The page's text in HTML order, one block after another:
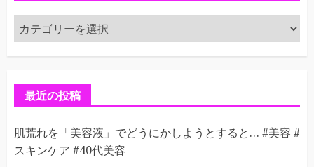
カ
テ
ゴ
最近の投稿
肌荒れを「美容液」でどうにかしようとすると… #美容 #
スキンケア #40代美容